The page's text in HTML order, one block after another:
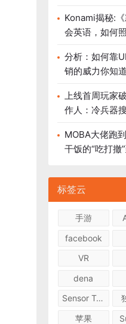
Konami揭秘:
会英语，如何
分析：如何靠
销的威力你知
上线首周玩家
作人：冷兵器
MOBA大佬跑
干饭的“吃打撤
标签云
手游
facebook
VR
dena
Sensor Tower
苹果